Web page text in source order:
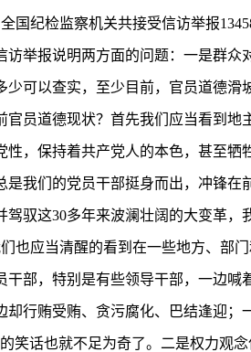
全国纪检监察机关共接受信访举报
访举报说明两方面的问题：一是群
少可以查实，至少目前，官员道德
官员道德现状？首先我们应当看到
性，保持着共产党人的本色，甚至
是我们的党员干部挺身而出，冲锋
驾驭这30多年来波澜壮阔的大变革
也应当清醒的看到在一些地方、部
干部，特别是有些领导干部，一边
却行贿受贿、贪污腐化、巴结逢迎
笑话也就不足为奇了。二是权力观